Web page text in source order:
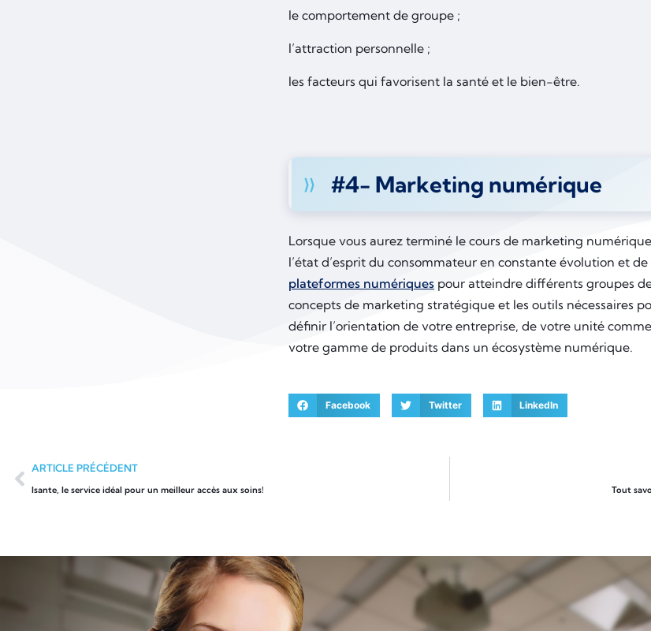
le comportement de groupe ;
l’attraction personnelle ;
les facteurs qui favorisent la santé et le bien-être.
#4- Marketing numérique
Lorsque vous aurez terminé le cours de marketing
l’état d’esprit du consommateur en constante évolution et
plateformes numériques pour atteindre différents groupes
concepts de marketing stratégique et les outils nécessaires
définir l’orientation de votre entreprise, de votre unité
votre gamme de produits dans un écosystème numérique.
Facebook Twitter LinkedIn
ARTICLE PRÉCÉDENT
Isante, le service idéal pour un meilleur accès aux soins! Tout